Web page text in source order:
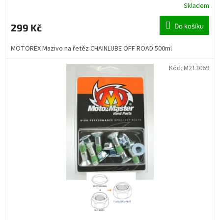
Skladem
299 Kč Do košíku
MOTOREX Mazivo na řetěz CHAINLUBE OFF ROAD 500ml
Kód: M213069